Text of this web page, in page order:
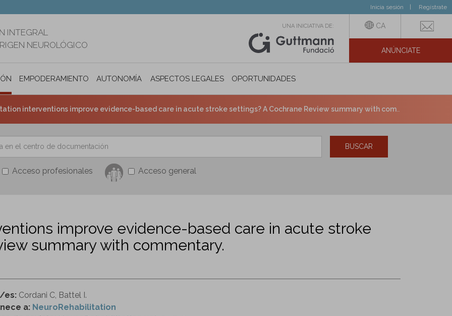
Inicia sesión Regístrate
INTEGRAL
NEUROLÓGICO
UNA INICIATIVA DE: CA
ANÚNCIATE
EMPODERAMIENTO AUTONOMÍA PERSONAL E INCLUSIÓN SOCIAL
ASPECTOS LEGALES OPORTUNIDADES
interventions improve evidence-based care in acute stroke settings? A Cochrane Review summary with commentary.
Acceso profesionales Acceso general
BUSCAR
improve evidence-based care in acute stroke
summary with commentary.
es: Cordani C, Battel I.
a: NeuroRehabilitation